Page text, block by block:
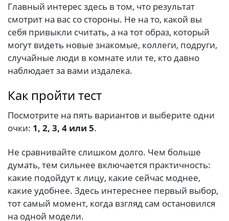
Главный интерес здесь в том, что результат
смотрит на вас со стороны. Не на то, какой вы
себя привыкли считать, а на тот образ, который
могут видеть новые знакомые, коллеги, подруги,
случайные люди в комнате или те, кто давно
наблюдает за вами издалека.
Как пройти тест
Посмотрите на пять вариантов и выберите одни
очки: 1, 2, 3, 4 или 5.
Не сравнивайте слишком долго. Чем больше
думать, тем сильнее включается практичность:
какие подойдут к лицу, какие сейчас моднее,
какие удобнее. Здесь интереснее первый выбор,
тот самый момент, когда взгляд сам остановился
на одной модели.